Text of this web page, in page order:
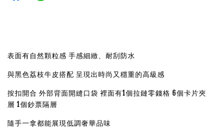
表面有自然顆粒感 手感細緻、耐刮防水
與黑色荔枝牛皮搭配 呈現出時尚又穩重的高級感
按扣開合 外部背面開縫口袋 裡面有1個拉鏈零錢格 6個卡片夾
層 1個鈔票隔層
隨手一拿都能展現低調奢華品味